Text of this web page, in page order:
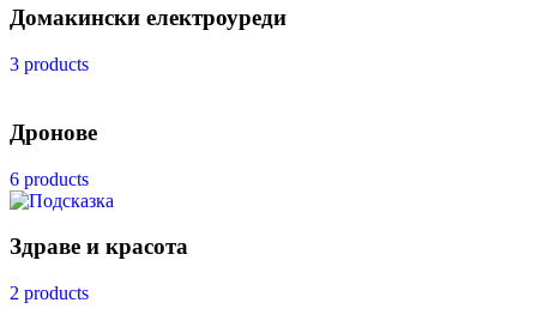
Домакински електроуреди
3 products
Дронове
6 products
Здраве и красота
2 products